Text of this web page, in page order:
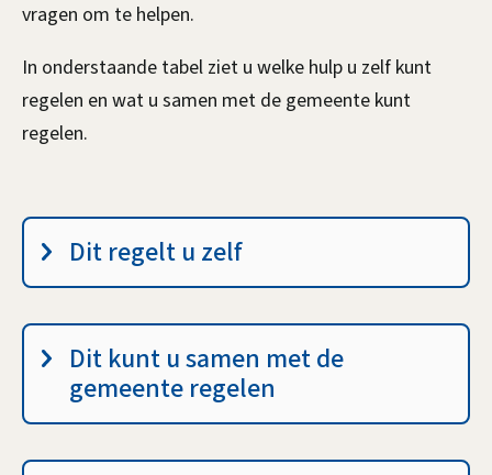
vragen om te helpen.
In onderstaande tabel ziet u welke hulp u zelf kunt
regelen en wat u samen met de gemeente kunt
regelen.
u
l
Dit regelt u zelf
Dit kunt u samen met de
gemeente regelen